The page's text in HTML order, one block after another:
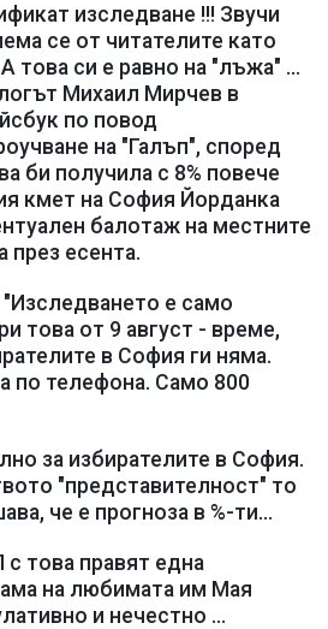
изследване !!! Звучи
се от читателите като
това си е равно на "лъжа" ...
Михаил Мирчев в
по повод
на "Галъп", според
би получила с 8% повече
кмет на София Йорданка
балотаж на местните
през есента.
е само
това от 9 август - време,
в София ги няма.
по телефона. Само 800
за избирателите в София.
"представителност" то
че е прогноза в %-ти...
това правят една
на любимата им Мая
и нечестно ...